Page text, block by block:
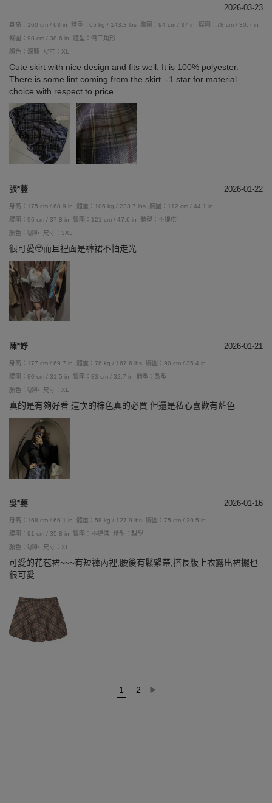
2026-03-23
身高：160 cm / 63 in 體重：65 kg / 143.3 lbs 胸圍：94 cm / 37 in
腰圍：78 cm / 30.7 in
臀圍：98 cm / 38.6 in
體型：倒三角形
顏色：深藍
尺寸：XL
Cute skirt with nice design and fits well. It is 100% polyester.
There is some lint coming from the skirt. -1 star for material
choice with respect to price.
張*蕓 2026-01-22
身高：175 cm / 68.9 in 體重：106 kg / 233.7 lbs
胸圍：112 cm / 44.1 in
腰圍：96 cm / 37.8 in
臀圍：121 cm / 47.6 in
體型：不提供
顏色：咖啡
尺寸：3XL
很可愛🥹而且裡面是褲裙不怕走光
陳*妤 2026-01-21
身高：177 cm / 69.7 in 體重：76 kg / 167.6 lbs
胸圍：90 cm / 35.4 in
腰圍：80 cm / 31.5 in
臀圍：83 cm / 32.7 in
體型：梨型
顏色：咖啡
尺寸：XL
真的是有夠好看 這次的棕色真的必買 但還是私心喜歡有藍色
吳*蓁 2026-01-16
身高：168 cm / 66.1 in 體重：58 kg / 127.9 lbs
胸圍：75 cm / 29.5 in
腰圍：91 cm / 35.8 in
臀圍：不提供
體型：梨型
顏色：咖啡
尺寸：XL
可愛的花苞裙~~~有短褲內裡,腰後有鬆緊帶,搭長版上衣露出裙擺也
很可愛
1 2